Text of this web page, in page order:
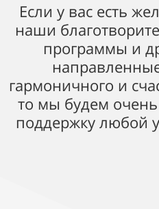
Если у вас есть
наши
программы и
гармоничного и
то мы будем
поддержку любой